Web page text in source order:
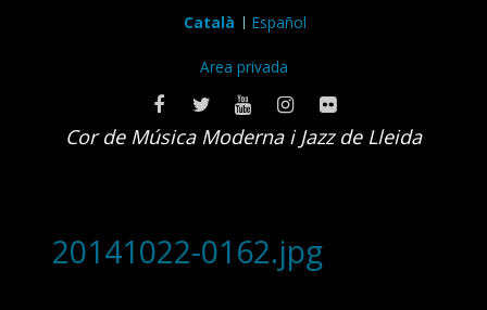
Català Español
Area privada
Cor de Música Moderna i Jazz de Lleida
20141022-0162.jpg